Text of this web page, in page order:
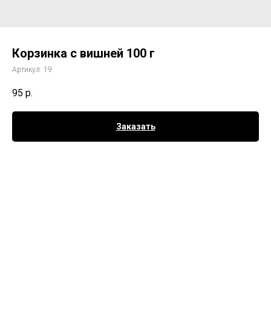
Корзинка с вишней 100 г
Артикул: 19
95 р.
Заказать